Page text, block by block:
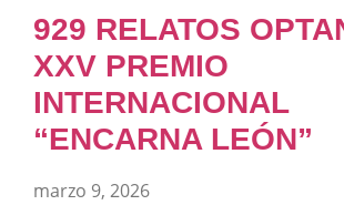
929 RELATOS
XXV PREMIO
INTERNACIONAL
“ENCARNA LEÓN”
marzo 9, 2026